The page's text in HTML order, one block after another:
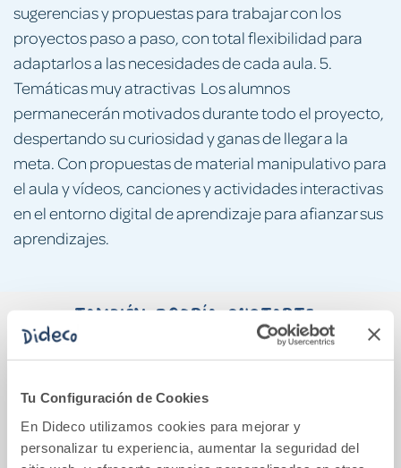
Tu Configuración de Cookies
En Dideco utilizamos cookies para mejorar y
personalizar tu experiencia, aumentar la seguridad del
sugerencias y propuestas para trabajar con los
proyectos paso a paso, con total flexibilidad para
adaptarlos a las necesidades de cada aula. 5.
Temáticas muy atractivas Los alumnos
permanecerán motivados durante todo el proyecto,
despertando su curiosidad y ganas de llegar a la
meta. Con propuestas de material manipulativo para
el aula y vídeos, canciones y actividades interactivas
en el entorno digital de aprendizaje para afianzar sus
aprendizajes.
También podría gustarte...